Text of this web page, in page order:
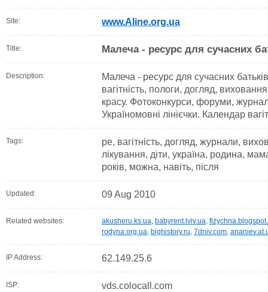
Site: www.Aline.org.ua
Title: Малеча - ресурс для сучасних
Description:
Малеча - ресурс для сучасних
вагітність, пологи, догляд,
красу. Фотоконкурси, форуми,
Україномовні лінієчки. Календар
Tags:
ре, вагітність, догляд, журнали,
лікування, діти, україна, родина,
років, можна, навіть, після
Updated: 09 Aug 2010
Related websites: akusheru.ks.ua, babyrent.lviv.ua,
rodyna.org.ua, bighistory.ru, 7dniv.com,
IP Address: 62.149.25.6
ISP: vds.colocall.com